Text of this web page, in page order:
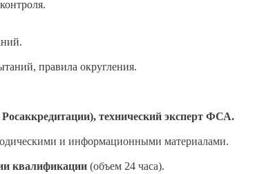
правила округления.
технический эксперт ФСА.
и информационными материалами.
квалификации(объем 24 часа).